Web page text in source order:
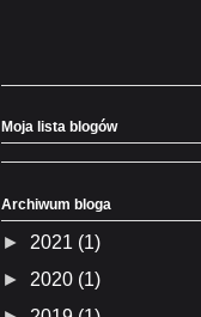
Moja lista blogów
Archiwum bloga
► 2021 (1)
► 2020 (1)